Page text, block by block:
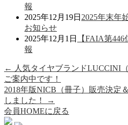
報
2025年12月19日 2025年末年
お知らせ
2025年12月1日
【FAIA第
報
←
人気タイヤブランドLUCCINI
ご案内中です！
2018年版NICB（冊子）販売決定
しました！
→
会員HOMEに戻る